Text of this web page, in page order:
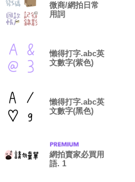
微商/網拍日常
用詞
懶得打字.abc英
文數字(紫色)
懶得打字.abc英
文數字(黑色)
網拍賣家必買用
語. 1